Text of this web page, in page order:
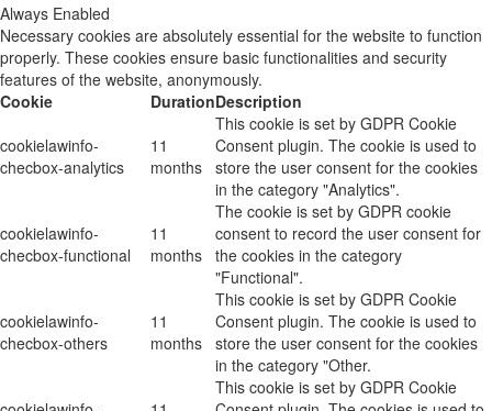
Always Enabled
Necessary cookies are absolutely essential for the website to function
properly. These cookies ensure basic functionalities and security
features of the website, anonymously.
Cookie
DurationDescription
cookielawinfo-
checbox-analytics
11
months
This cookie is set by GDPR Cookie
Consent plugin. The cookie is used to
store the user consent for the cookies
in the category "Analytics".
cookielawinfo-
checbox-functional
11
months
The cookie is set by GDPR cookie
consent to record the user consent for
the cookies in the category
"Functional".
cookielawinfo-
checbox-others
11
months
This cookie is set by GDPR Cookie
Consent plugin. The cookie is used to
store the user consent for the cookies
in the category "Other.
This cookie is set by GDPR Cookie